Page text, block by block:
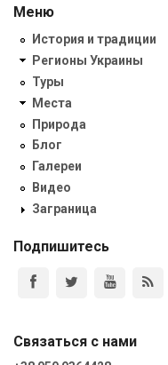
Меню
История и традиции
Регионы Украины
Туры
Места
Природа
Блог
Галереи
Видео
Заграница
Подпишитесь
Связаться с нами